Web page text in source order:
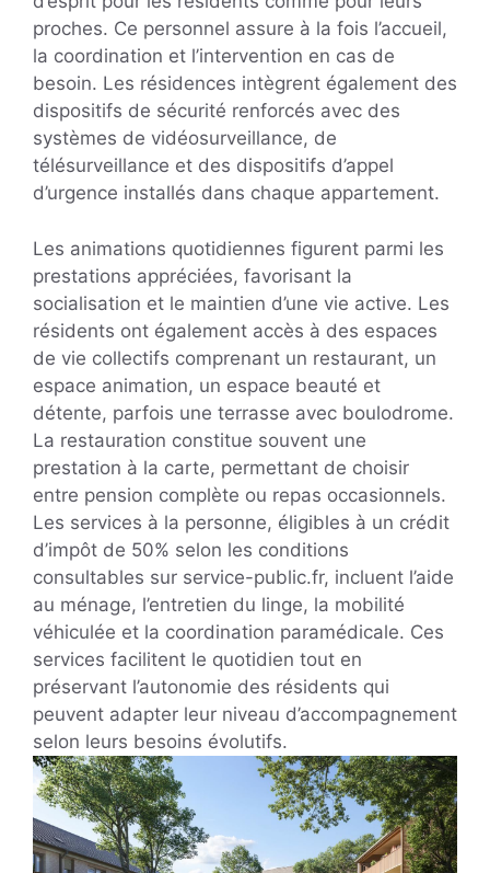
proches. Ce personnel assure à la fois l’accueil,
la coordination et l’intervention en cas de
besoin. Les résidences intègrent également des
dispositifs de sécurité renforcés avec des
systèmes de vidéosurveillance, de
télésurveillance et des dispositifs d’appel
d’urgence installés dans chaque appartement.
Les animations quotidiennes figurent parmi les
prestations appréciées, favorisant la
socialisation et le maintien d’une vie active. Les
résidents ont également accès à des espaces
de vie collectifs comprenant un restaurant, un
espace animation, un espace beauté et
détente, parfois une terrasse avec boulodrome.
La restauration constitue souvent une
prestation à la carte, permettant de choisir
entre pension complète ou repas occasionnels.
Les services à la personne, éligibles à un crédit
d’impôt de 50% selon les conditions
consultables sur service-public.fr, incluent l’aide
au ménage, l’entretien du linge, la mobilité
véhiculée et la coordination paramédicale. Ces
services facilitent le quotidien tout en
préservant l’autonomie des résidents qui
peuvent adapter leur niveau d’accompagnement
selon leurs besoins évolutifs.